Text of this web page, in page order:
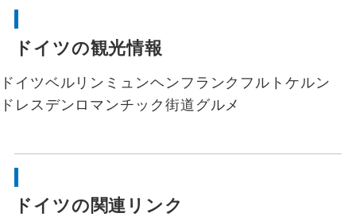
ドイツの観光情報
ドイツベルリン ミュンヘン フランクフルトケルン
ドレスデン ロマンチック街道 グルメ
ドイツの関連リンク